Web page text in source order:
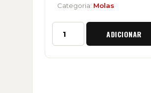
Categoria: Molas
Quantidade
Molas
ADICIONAR